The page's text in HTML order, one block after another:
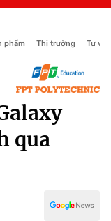
phẩm Thị trường Tư vấn
qua